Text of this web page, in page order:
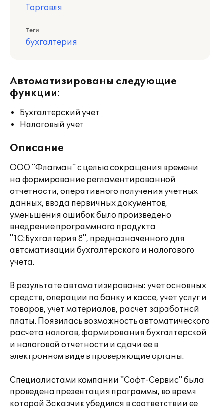
Торговля
Теги
бухгалтерия
Автоматизированы следующие
функции:
Бухгалтерский учет
Налоговый учет
Описание
ООО "Флагман" с целью сокращения времени
на формирование регламентированной
отчетности, оперативного получения учетных
данных, ввода первичных документов,
уменьшения ошибок было произведено
внедрение программного продукта
"1С:Бухгалтерия 8", предназначенного для
автоматизации бухгалтерского и налогового
учета.
В результате автоматизированы: учет основных
средств, операции по банку и кассе, учет услуг и
товаров, учет материалов, расчет заработной
платы. Появилась возможность автоматического
расчета налогов, формирования бухгалтерской
и налоговой отчетности и сдачи ее в
электронном виде в проверяющие органы.
Специалистами компании "Софт-Сервис" была
проведена презентация программы, во время
которой Заказчик убедился в соответствии ее